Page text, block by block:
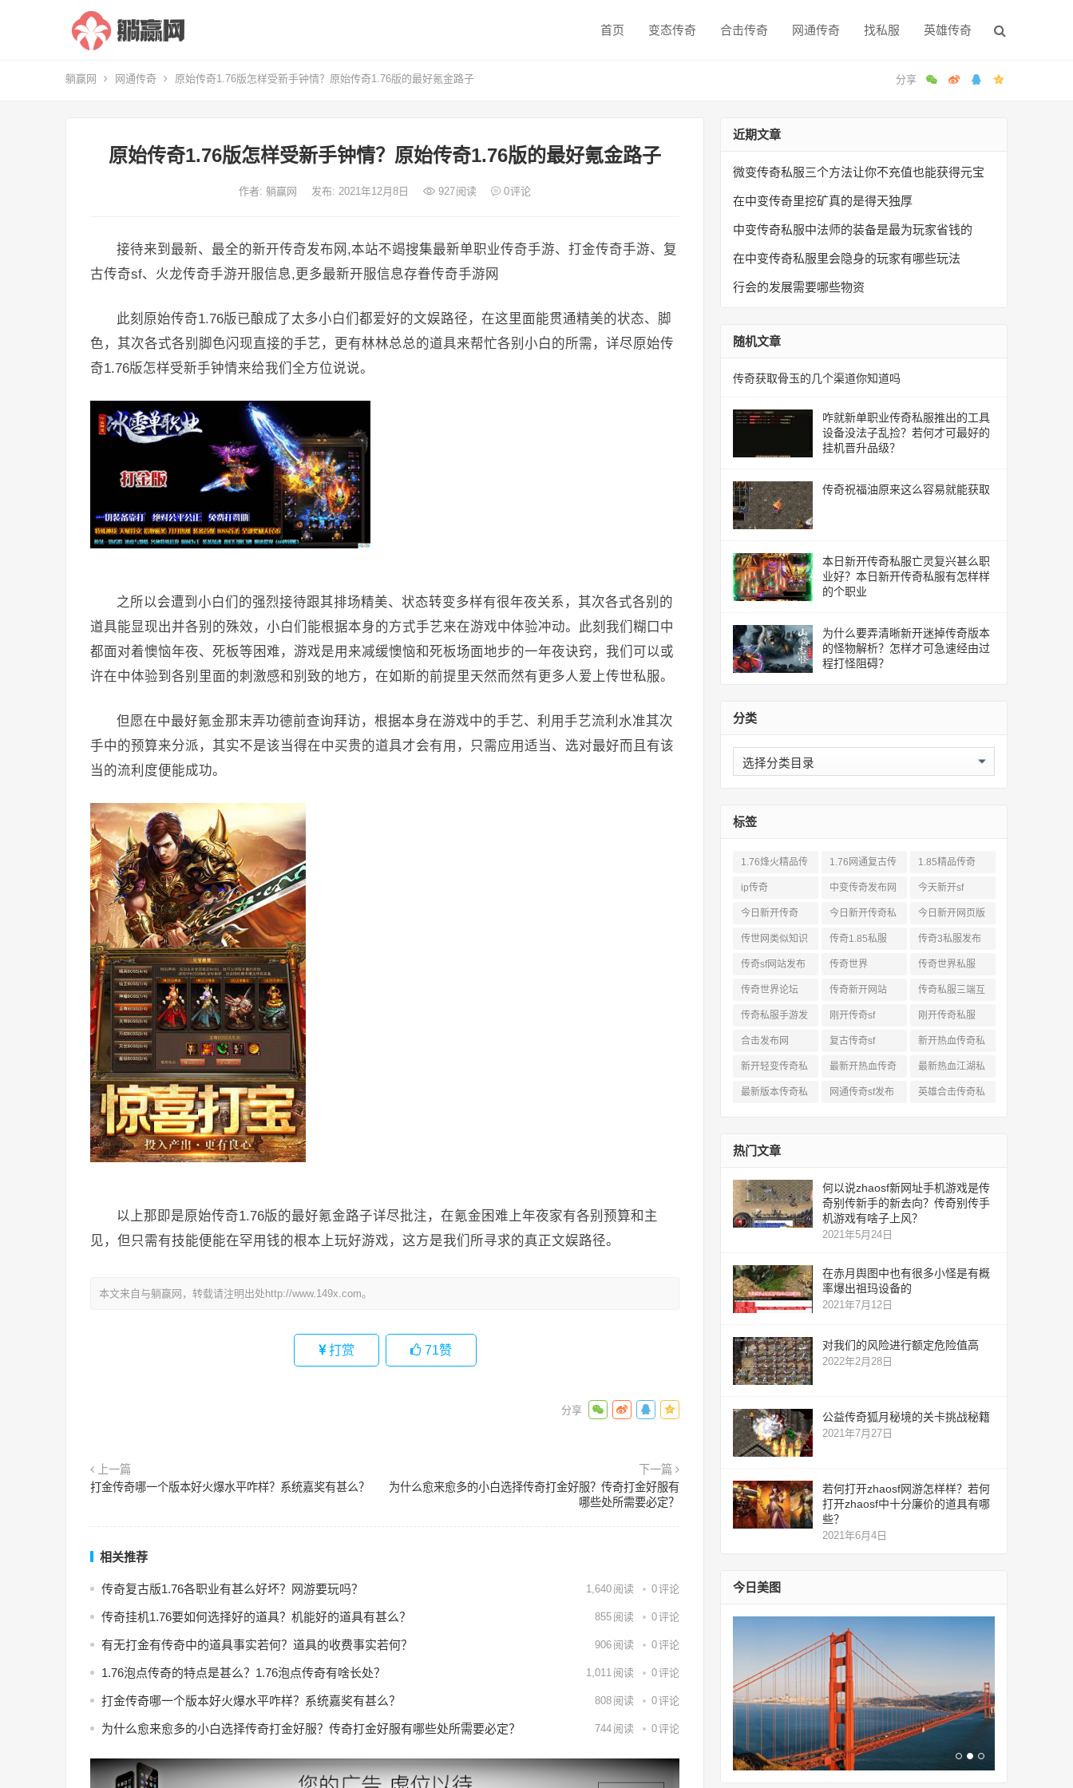
首页 变态传奇 合击传奇 网通传奇 找私服 英雄传奇
躺赢网 网通传奇 原始传奇1.76版怎样受新手钟情？原始传奇1.76版的最好氪金路子
原始传奇1.76版怎样受新手钟情？原始传奇1.76版的最好氪金路子
作者: 躺赢网 发布: 2021年12月8日 927阅读 0评论
接待来到最新、最全的新开传奇发布网,本站不竭搜集最新单职业传奇手游、打金传奇手游、复
古传奇sf、火龙传奇手游开服信息,更多最新开服信息存眷传奇手游网
此刻原始传奇1.76版已酿成了太多小白们都爱好的文娱路径，在这里面能贯通精美的状态、脚
色，其次各式各别脚色闪现直接的手艺，更有林林总总的道具来帮忙各别小白的所需，详尽原始传
奇1.76版怎样受新手钟情来给我们全方位说说。
之所以会遭到小白们的强烈接待跟其排场精美、状态转变多样有很年夜关系，其次各式各别的
道具能显现出并各别的殊效，小白们能根据本身的方式手艺来在游戏中体验冲动。此刻我们糊口中
都面对着懊恼年夜、死板等困难，游戏是用来减缓懊恼和死板场面地步的一年夜诀窍，我们可以或
许在中体验到各别里面的刺激感和别致的地方，在如斯的前提里天然而然有更多人爱上传世私服。
但愿在中最好氪金那末弄功德前查询拜访，根据本身在游戏中的手艺、利用手艺流利水准其次
手中的预算来分派，其实不是该当得在中买贵的道具才会有用，只需应用适当、选对最好而且有该
当的流利度便能成功。
以上那即是原始传奇1.76版的最好氪金路子详尽批注，在氪金困难上年夜家有各别预算和主
见，但只需有技能便能在罕用钱的根本上玩好游戏，这方是我们所寻求的真正文娱路径。
本文来自与躺赢网，转载请注明出处http://www.149x.com。
打赏 71赞
上一篇
打金传奇哪一个版本好火爆水平咋样？系统嘉奖有甚么？
下一篇
为什么愈来愈多的小白选择传奇打金好服？传奇打金好服有
哪些处所需要必定？
相关推荐
传奇复古版1.76各职业有甚么好坏？网游要玩吗？ 1,640 阅读 0评论
传奇挂机1.76要如何选择好的道具？机能好的道具有甚么？ 855 阅读 0评论
有无打金有传奇中的道具事实若何？道具的收费事实若何？ 906 阅读 0评论
1.76泡点传奇的特点是甚么？1.76泡点传奇有啥长处？ 1,011 阅读 0评论
打金传奇哪一个版本好火爆水平咋样？系统嘉奖有甚么？ 808 阅读 0评论
为什么愈来愈多的小白选择传奇打金好服？传奇打金好服有哪些处所需要必定？ 744 阅读 0评论
近期文章
微变传奇私服三个方法让你不充值也能获得元宝
在中变传奇里挖矿真的是得天独厚
中变传奇私服中法师的装备是最为玩家省钱的
在中变传奇私服里会隐身的玩家有哪些玩法
行会的发展需要哪些物资
随机文章
传奇获取骨玉的几个渠道你知道吗
咋就新单职业传奇私服推出的工具
设备没法子乱捡？若何才可最好的
挂机晋升品级？
传奇祝福油原来这么容易就能获取
本日新开传奇私服亡灵复兴甚么职
业好？本日新开传奇私服有怎样样
的个职业
为什么要弄清晰新开迷掉传奇版本
的怪物解析？怎样才可急速经由过
程打怪阻碍？
分类
分
类
标签
1.76烽火精品传
奇私服网站
1.76网通复古传
奇sf
1.85精品传奇
ip传奇 中变传奇发布网 今天新开sf
今日新开传奇
今日新开传奇私
服发布网
今日新开网页版
传奇
传世网类似知识 传奇1.85私服
传奇3私服发布
网站
传奇sf网站发布
网
传奇世界 传奇世界私服
传奇世界论坛 传奇新开网站
传奇私服三端互
通
传奇私服手游发
布网三端
刚开传奇sf 刚开传奇私服
合击发布网 复古传奇sf
新开热血传奇私
服网
新开轻变传奇私
服
最新开热血传奇
私服
最新热血江湖私
服
最新版本传奇私
网通传奇sf发布
英雄合击传奇私
热门文章
何以说zhaosf新网址手机游戏是传
奇别传新手的新去向？传奇别传手
机游戏有啥子上风？
2021年5月24日
在赤月舆图中也有很多小怪是有概
率爆出祖玛设备的
2021年7月12日
对我们的风险进行额定危险值高
2022年2月28日
公益传奇狐月秘境的关卡挑战秘籍
2021年7月27日
若何打开zhaosf网游怎样样？若何
打开zhaosf中十分廉价的道具有哪
些？
2021年6月4日
今日美图